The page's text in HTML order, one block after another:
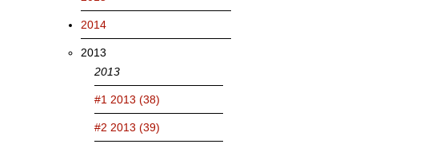
2014
2013
2013
#1 2013 (38)
#2 2013 (39)